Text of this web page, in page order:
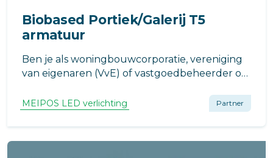
Biobased Portiek/Galerij T5
armatuur
Ben je als woningbouwcorporatie, vereniging
van eigenaren (VvE) of vastgoedbeheerder op
verlichtingsarmatuur voor in de portiek of op
MEIPOS LED verlichting Partner